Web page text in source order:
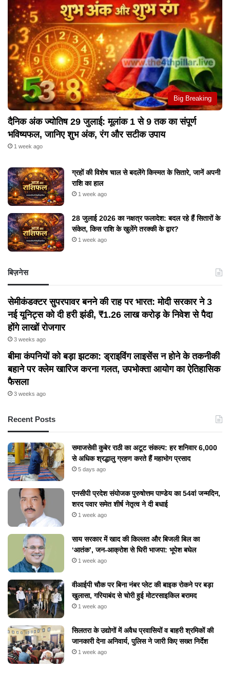
Big Breaking
दैनिक अंक ज्योतिष 29 जुलाई: मूलांक 1 से 9 तक का संपूर्ण
भविष्यफल, जानिए शुभ अंक, रंग और सटीक उपाय
1 week ago
ग्रहों की विशेष चाल से बदलेंगे किस्मत के सितारे, जानें अपनी
राशि का हाल
1 week ago
28 जुलाई 2026 का नक्षत्र फलादेश: बदल रहे हैं सितारों के
संकेत, किस राशि के खुलेंगे तरक्की के द्वार?
1 week ago
बिज़नेस
सेमीकंडक्टर सुपरपावर बनने की राह पर भारत: मोदी सरकार ने 3
नई यूनिट्स को दी हरी झंडी, ₹1.26 लाख करोड़ के निवेश से पैदा
होंगे लाखों रोजगार
3 weeks ago
बीमा कंपनियों को बड़ा झटका: ड्राइविंग लाइसेंस न होने के तकनीकी
बहाने पर क्लेम खारिज करना गलत, उपभोक्ता आयोग का ऐतिहासिक
फैसला
3 weeks ago
Recent Posts
समाजसेवी कुबेर राठी का अटूट संकल्प: हर शनिवार 6,000
से अधिक श्रद्धालु ग्रहण करते हैं महाभोग प्रसाद
5 days ago
एनसीपी प्रदेश संयोजक पुरुषोत्तम पाण्डेय का 54वां जन्मदिन,
शरद पवार समेत शीर्ष नेतृत्व ने दी बधाई
1 week ago
​साय सरकार में खाद की किल्लत और बिजली बिल का
‘आतंक’, जन-आक्रोश से घिरी भाजपा: भूपेश बघेल
1 week ago
वीआईपी चौक पर बिना नंबर प्लेट की बाइक रोकने पर बड़ा
खुलासा, गरियाबंद से चोरी हुई मोटरसाइकिल बरामद
1 week ago
सिलतरा के उद्योगों में अवैध प्रवासियों व बाहरी श्रमिकों की
जानकारी देना अनिवार्य, पुलिस ने जारी किए सख्त निर्देश
1 week ago